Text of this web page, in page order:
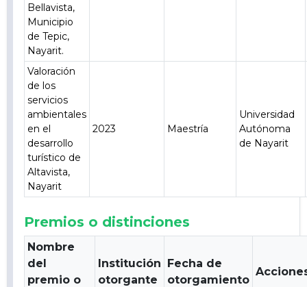
Bellavista,
Municipio
de Tepic,
Nayarit.
Valoración
de los
servicios
ambientales
en el
desarrollo
turístico de
Altavista,
Nayarit
2023 Maestría
Universidad
Autónoma
de Nayarit
Premios o distinciones
Nombre
del
premio o
Institución
otorgante
Fecha de
otorgamiento